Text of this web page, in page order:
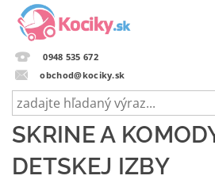
0948 535 672
obchod@kociky.sk
SKRINE A
DETSKEJ IZBY